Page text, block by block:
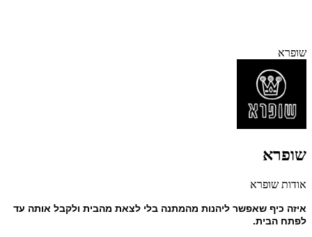
שופרא
שופרא
אודות שופרא
לפתח הבית.